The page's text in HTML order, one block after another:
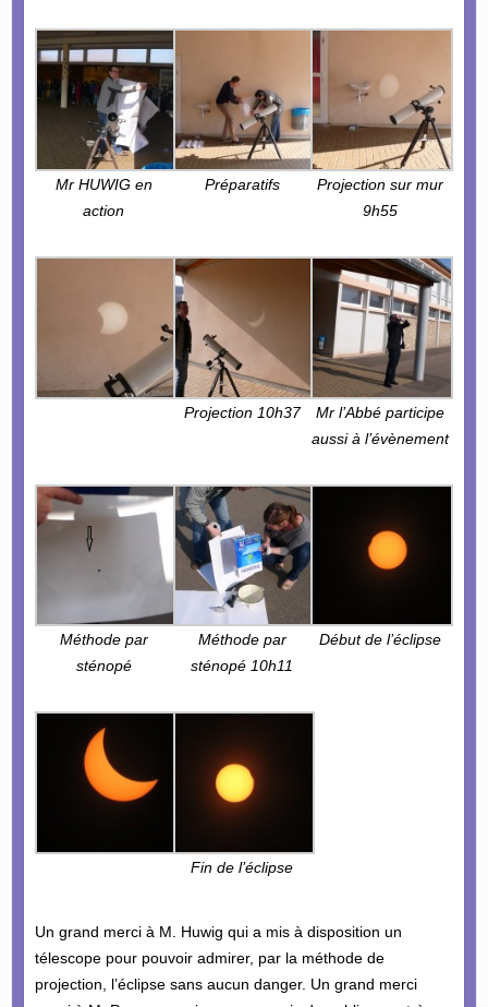
Mr HUWIG en
action
Préparatifs
Projection sur mur
9h55
Projection 10h37
Mr l’Abbé participe
aussi à l’évènement
Méthode par
sténopé
Méthode par
sténopé 10h11
Début de l’éclipse
Fin de l’éclipse
Un grand merci à M. Huwig qui a mis à disposition un
télescope pour pouvoir admirer, par la méthode de
projection, l’éclipse sans aucun danger. Un grand merci